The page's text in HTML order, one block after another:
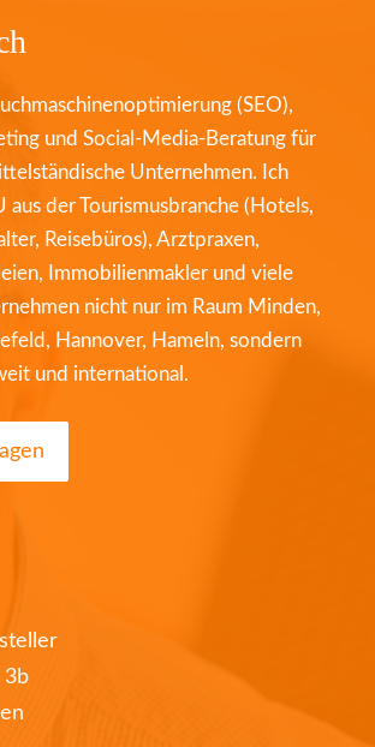
(SEO),
und Social-Media-Beratung für
Unternehmen. Ich
aus der Tourismusbranche (Hotels,
Reisebüros), Arztpraxen,
Immobilienmakler und viele
nicht nur im Raum Minden,
Hannover, Hameln, sondern
und international.
3b